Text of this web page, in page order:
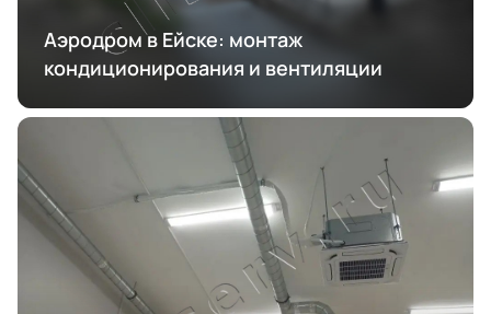
Аэродром в Ейске: монтаж
кондиционирования и вентиляции